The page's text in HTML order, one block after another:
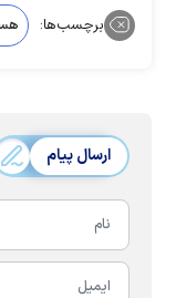
برچسب‌ها:
ارسال پیام